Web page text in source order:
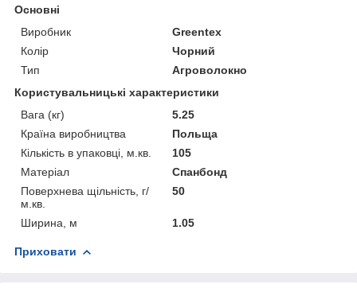
Основні
Виробник
Greentex
Колір
Чорний
Тип
Агроволокно
Користувальницькі характеристики
Вага (кг)
5.25
Країна виробництва
Польща
Кількість в упаковці, м.кв.
105
Матеріал
Спанбонд
Поверхнева щільність, г/
м.кв.
50
Ширина, м 1.05
Приховати